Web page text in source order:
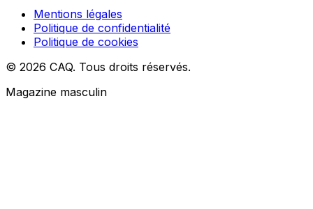
Mentions légales
Politique de confidentialité
Politique de cookies
© 2026 CAQ. Tous droits réservés.
Magazine masculin